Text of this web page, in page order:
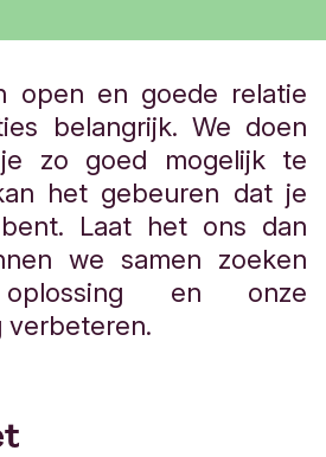
open en goede relatie
belangrijk. We doen
zo goed mogelijk te
het gebeuren dat je
Laat het ons dan
we samen zoeken
en onze
verbeteren.